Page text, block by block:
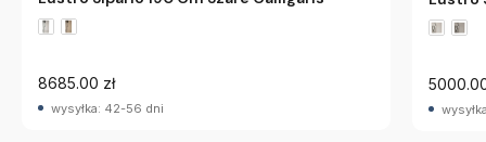
8685.00 zł
wysyłka: 42-56 dni